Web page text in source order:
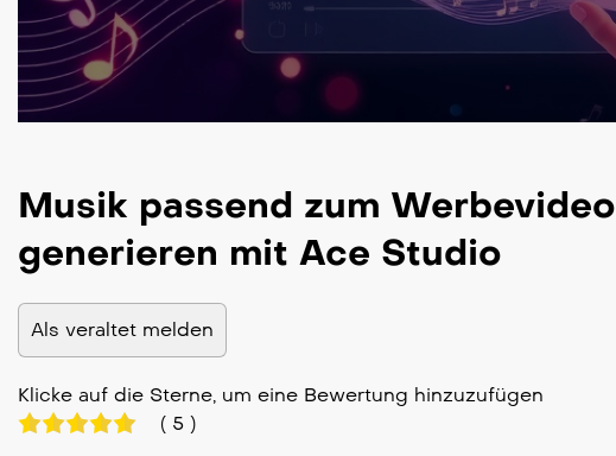
Musik passend zum Werbevideo
generieren mit Ace Studio
Als veraltet melden
Klicke auf die Sterne, um eine Bewertung hinzuzufügen
( 5 )